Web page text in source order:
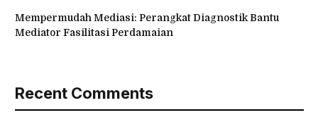
Mempermudah Mediasi: Perangkat Diagnostik Bantu
Mediator Fasilitasi Perdamaian
Recent Comments